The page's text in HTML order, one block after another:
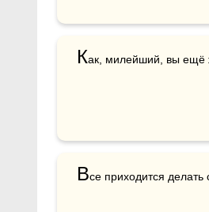
Как, милейший, вы ещё
Все приходится делать